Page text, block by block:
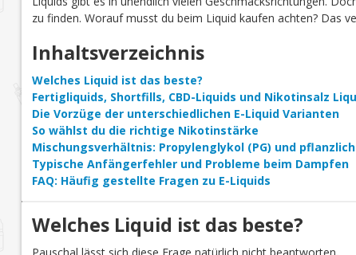
zu finden. Worauf musst du beim Liquid kaufen achten? Das
Inhaltsverzeichnis
Welches Liquid ist das beste?
Fertigliquids, Shortfills, CBD-Liquids und Nikotinsalz
Die Vorzüge der unterschiedlichen E-Liquid Varianten
So wählst du die richtige Nikotinstärke
Mischungsverhältnis: Propylenglykol (PG) und
Typische Anfängerfehler und Probleme beim Dampfen
FAQ: Häufig gestellte Fragen zu E-Liquids
Welches Liquid ist das beste?